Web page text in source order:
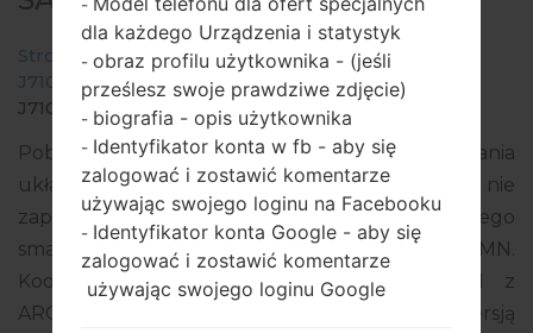
Strona startowa →Galaxy J7 2016 → SamsungSM-
J710MN →SM-
J710MN_1_20200127112054_1ltbobihou_fac.zip
Pobierz najnowszą aktualizację oprogramowania
układowego dla Samsung Galaxy J7 2016, ale nie
zapomnij sprawdzić, czy numer modelu Twojego
smartfona odpowiada wskazanemu SM-J710MN.
Kod oprogramowania układowego to UFN z
ARGENTINA. Produkt jest dostarczany z wersją
-
dla każdego Urządzenia i statystyk
- obraz profilu użytkownika - (jeśli
prześlesz swoje prawdziwe zdjęcie)
- biografia - opis użytkownika
- Identyfikator konta w fb - aby się
zalogować i zostawić komentarze
używając swojego loginu na Facebooku
- Identyfikator konta Google - aby się
zalogować i zostawić komentarze
używając swojego loginu Google